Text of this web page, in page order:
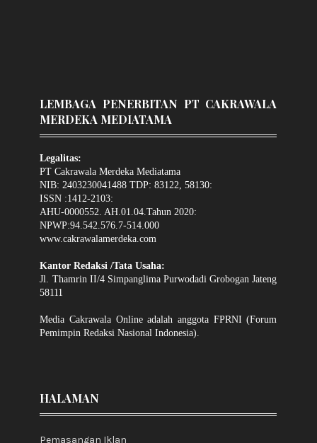
LEMBAGA PENERBITAN PT CAKRAWALA
MERDEKA MEDIATAMA
Legalitas:
PT Cakrawala Merdeka Mediatama
NIB: 2403230041488 TDP: 83122, 58130:
ISSN :1412-2103:
AHU-0000552. AH.01.04.Tahun 2020:
NPWP:94.542.576.7-514.000
www.cakrawalamerdeka.com
Kantor Redaksi /Tata Usaha:
Jl. Thamrin II/4 Simpanglima Purwodadi Grobogan Jateng
58111
Media Cakrawala Online adalah anggota FPRNI (Forum
Pemimpin Redaksi Nasional Indonesia).
HALAMAN
Pemasangan Iklan